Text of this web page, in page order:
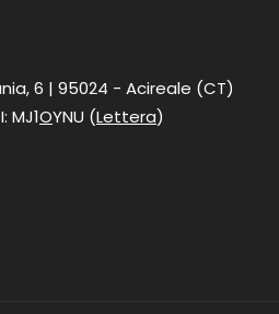
6 | 95024 - Acireale (CT)
MJ1OYNU (Lettera)